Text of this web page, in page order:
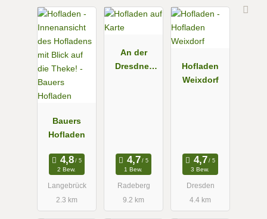
Bauers
Hofladen
2 Bew.
Langebrück
2.3 km
An der
Dresdner
1 Bew.
Radeberg
9.2 km
Hofladen
Weixdorf
3 Bew.
Dresden
4.4 km